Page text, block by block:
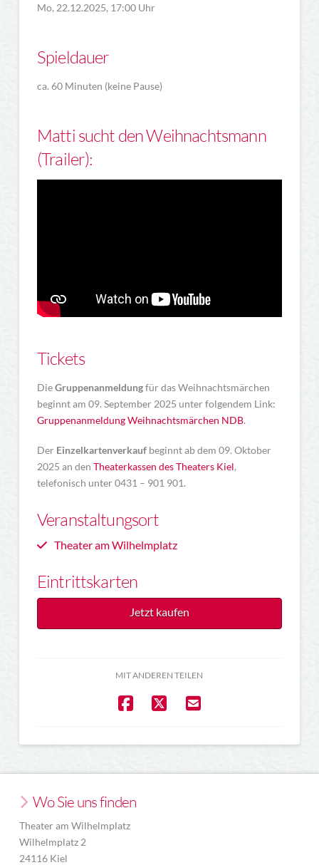
Mo, 22.12.2025, 17:00 Uhr
Spieldauer
ca. 60 Minuten (keine Pause)
Matti sucht den Weihnachtsmann
(Trailer):
Tickets
DieGruppenanmeldungfür das Weihnachtsmärchen
beginnt am 09. September 2025 unter folgendem Link:
Gruppenanmeldung Weihnachtsmärchen NDB.
Der Einzelkartenverkaufbeginnt ab dem 09. Oktober
2025 an den Theaterkassen des Theaters Kiel,
telefonisch unter 0431 – 901 901.
Veranstaltungsort
Theater am Wilhelmplatz
Eintrittskarten
Jetzt kaufen
MIT ANDEREN TEILEN
Wo Sie uns finden
Theater am Wilhelmplatz
Wilhelmplatz 2
24116 Kiel